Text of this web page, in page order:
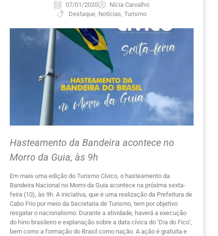
07/01/2020
Nícia Carvalho
Destaque, Notícias Turismo
Hasteamento da Bandeira acontece no
Morro da Guia, às 9h
Em mais uma edição do Turismo Cívico, o hasteamento da
Bandeira Nacional no Morro da Guia acontece na próxima sexta-
feira (10), às 9h. A iniciativa, que é uma realização da Prefeitura de
Cabo Frio por meio da Secretaria de Turismo, tem por objetivo
resgatar o nacionalismo. Durante a atividade, haverá a execução
do hino brasileiro e explanação sobre a data cívica do ‘Dia do Fico’,
bem como a formação do Brasil como nação. A ação é gratuita e